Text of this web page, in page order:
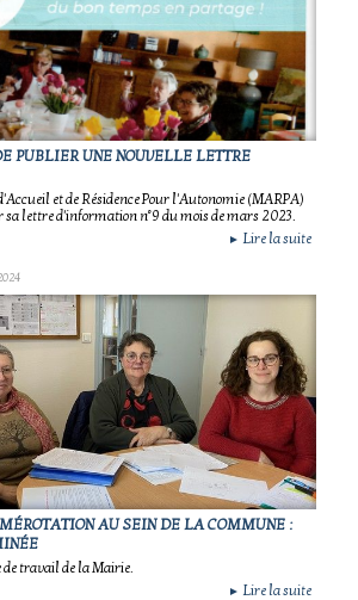
PUBLIER UNE NOUVELLE LETTRE
et de Résidence Pour l'Autonomie (MARPA)
lettre d'information n°9 du mois de mars 2023.
► Lire la suite
AU SEIN DE LA COMMUNE :
travail de la Mairie.
► Lire la suite